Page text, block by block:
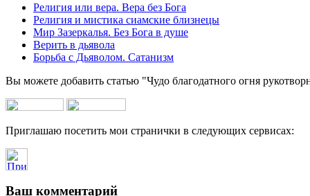
Религия или вера. Вера без Бога
Религия и мистика сиамские близнецы
Мир Зазеркалья. Без Бога в душе
Верить в дьявола
Борьба с Дьяволом. Сатанизм
Вы можете добавить статью "Чудо благодатного огня
Приглашаю посетить мои странички в следующих сервисах:
Ваш комментарий